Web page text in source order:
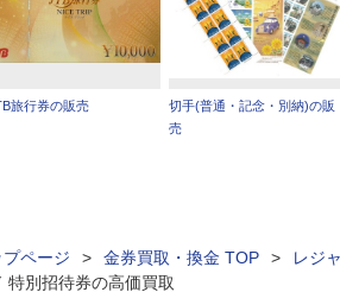
旅行券の販売
切手(普通・記念・別納)の販
売
ページ > 金券買取・換金 TOP > レジ
特別招待券の高価買取